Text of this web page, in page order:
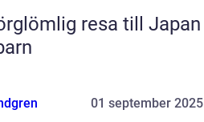
resa till Japan
01 september 2025